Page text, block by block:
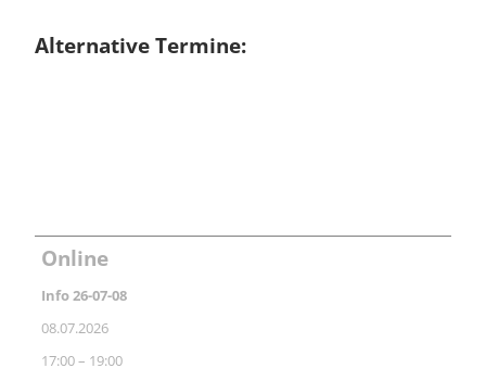
Alternative Termine:
Online
Info 26-07-08
08.07.2026
17:00 – 19:00